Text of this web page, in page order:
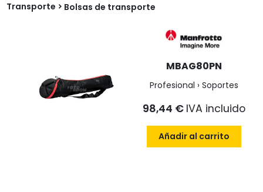
Transporte Bolsas de transporte
MBAG80PN
Profesional › Soportes
98,44 € IVA incluido
Añadir al carrito